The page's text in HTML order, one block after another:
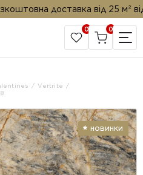
доставка від 25 м² від
САЙТ КОМПАНІЇ
0 0
Vertrite